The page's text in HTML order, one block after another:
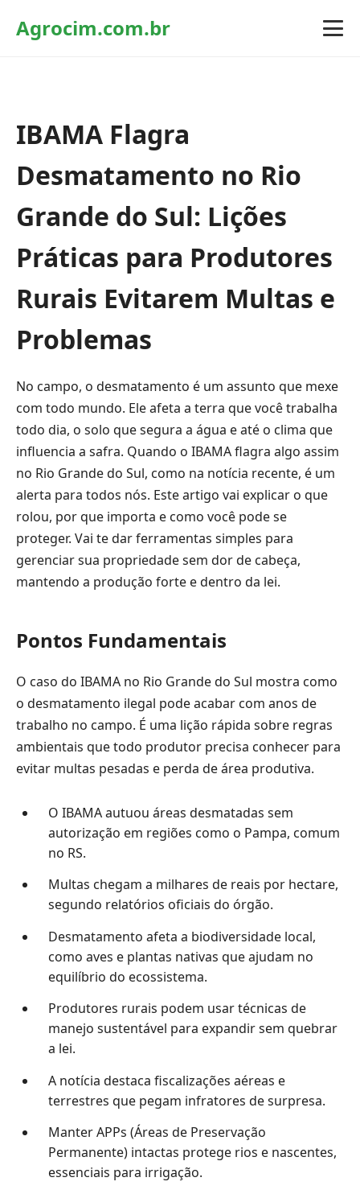
Agrocim.com.br
IBAMA Flagra
Desmatamento no Rio
Grande do Sul: Lições
Práticas para Produtores
Rurais Evitarem Multas e
Problemas
No campo, o desmatamento é um assunto que mexe
com todo mundo. Ele afeta a terra que você trabalha
todo dia, o solo que segura a água e até o clima que
influencia a safra. Quando o IBAMA flagra algo assim
no Rio Grande do Sul, como na notícia recente, é um
alerta para todos nós. Este artigo vai explicar o que
rolou, por que importa e como você pode se
proteger. Vai te dar ferramentas simples para
gerenciar sua propriedade sem dor de cabeça,
mantendo a produção forte e dentro da lei.
Pontos Fundamentais
O caso do IBAMA no Rio Grande do Sul mostra como
o desmatamento ilegal pode acabar com anos de
trabalho no campo. É uma lição rápida sobre regras
ambientais que todo produtor precisa conhecer para
evitar multas pesadas e perda de área produtiva.
O IBAMA autuou áreas desmatadas sem
autorização em regiões como o Pampa, comum
no RS.
Multas chegam a milhares de reais por hectare,
segundo relatórios oficiais do órgão.
Desmatamento afeta a biodiversidade local,
como aves e plantas nativas que ajudam no
equilíbrio do ecossistema.
Produtores rurais podem usar técnicas de
manejo sustentável para expandir sem quebrar
a lei.
A notícia destaca fiscalizações aéreas e
terrestres que pegam infratores de surpresa.
Manter APPs (Áreas de Preservação
Permanente) intactas protege rios e nascentes,
essenciais para irrigação.